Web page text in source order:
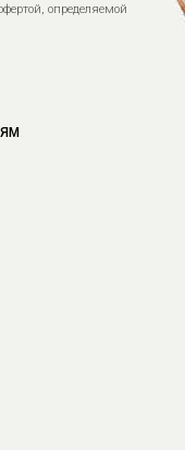
определяемой